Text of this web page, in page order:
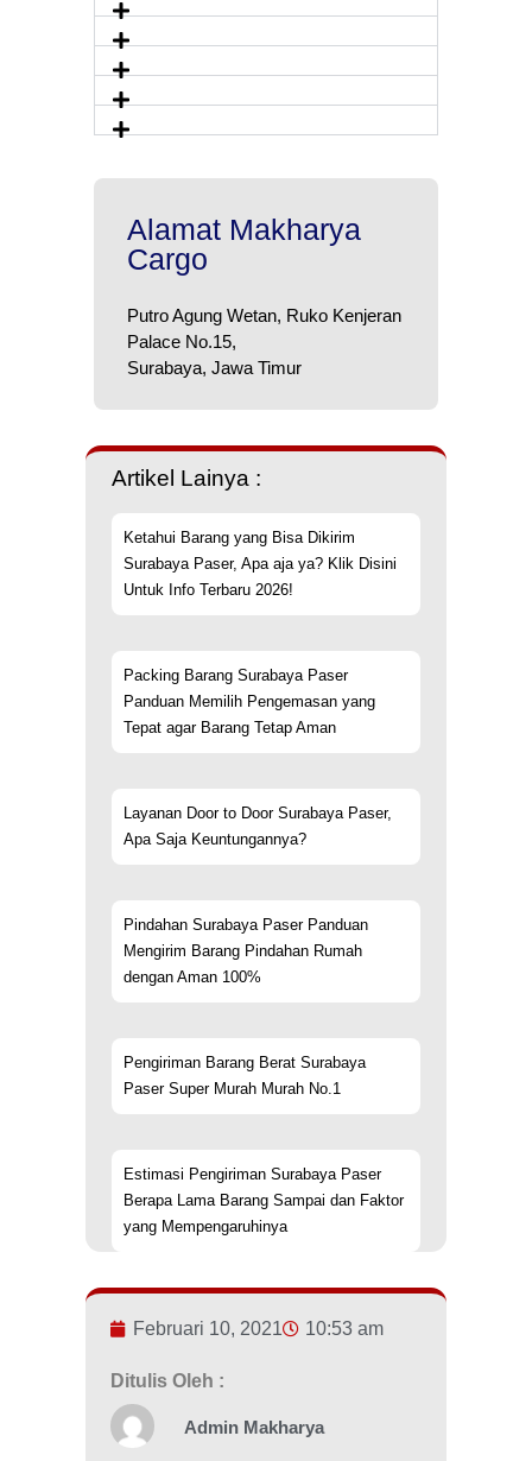
Alamat Makharya
Cargo
Putro Agung Wetan, Ruko Kenjeran
Palace No.15,
Surabaya, Jawa Timur
Artikel Lainya :
Ketahui Barang yang Bisa Dikirim
Surabaya Paser, Apa aja ya? Klik Disini
Untuk Info Terbaru 2026!
Packing Barang Surabaya Paser
Panduan Memilih Pengemasan yang
Tepat agar Barang Tetap Aman
Layanan Door to Door Surabaya Paser,
Apa Saja Keuntungannya?
Pindahan Surabaya Paser Panduan
Mengirim Barang Pindahan Rumah
dengan Aman 100%
Pengiriman Barang Berat Surabaya
Paser Super Murah Murah No.1
Estimasi Pengiriman Surabaya Paser
Berapa Lama Barang Sampai dan Faktor
yang Mempengaruhinya
Februari 10, 2021 10:53 am
Ditulis Oleh :
Admin Makharya